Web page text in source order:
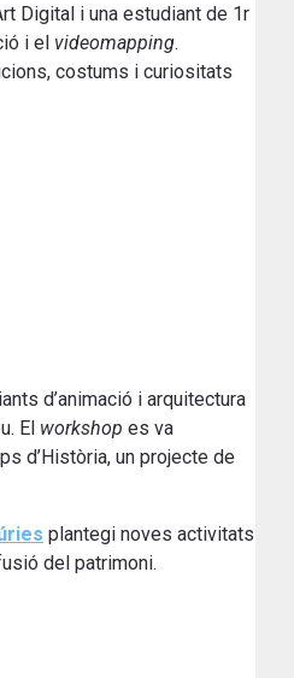
Digital i una estudiant de 1r
i el videomapping.
costums i curiositats
d’animació i arquitectura
El workshop es va
d’Història, un projecte de
plantegi noves activitats
del patrimoni.